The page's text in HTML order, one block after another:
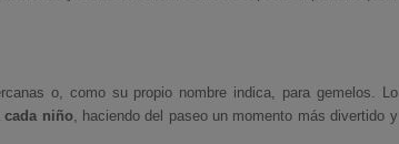
o, como su propio nombre indica, para gemelos. Lo
cada niño, haciendo del paseo un momento más divertido y